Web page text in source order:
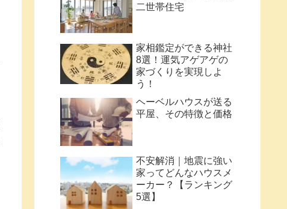
二世帯住宅
家相鑑定ができる神社
8選！運気アゲアゲの
家づくりを実現しよ
う！
ヘーベルハウスが送る
平屋、その特徴と価格
不安解消｜地震に強い
家ってどんなハウスメ
ーカー？【ランキング
5選】